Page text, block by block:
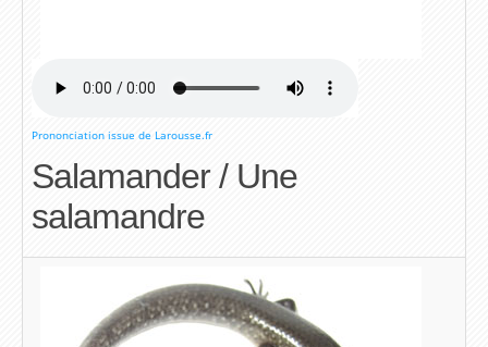
Prononciation issue de Larousse.fr
Salamander / Une
salamandre